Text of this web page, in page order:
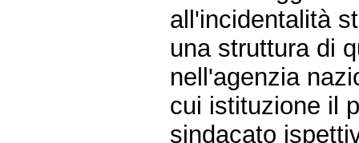
all'incidentalità
una struttura di
nell'agenzia
cui istituzione il
sindacato